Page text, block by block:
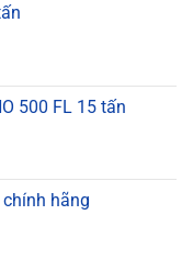
500 FL 15 tấn
chính hãng